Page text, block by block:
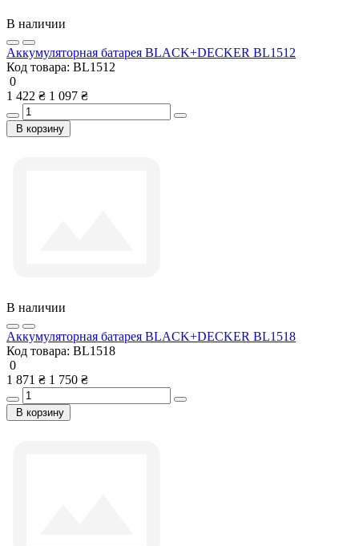
В наличии
Аккумуляторная батарея BLACK+DECKER BL1512
Код товара: BL1512
0
1 422 ₴ 1 097 ₴
В корзину
В наличии
Аккумуляторная батарея BLACK+DECKER BL1518
Код товара: BL1518
0
1 871 ₴ 1 750 ₴
В корзину